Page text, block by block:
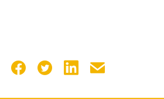
PARTAGER SUR FACEBOOK
PARTAGER SUR TWITTER
PARTAGER SUR
PARTAGER